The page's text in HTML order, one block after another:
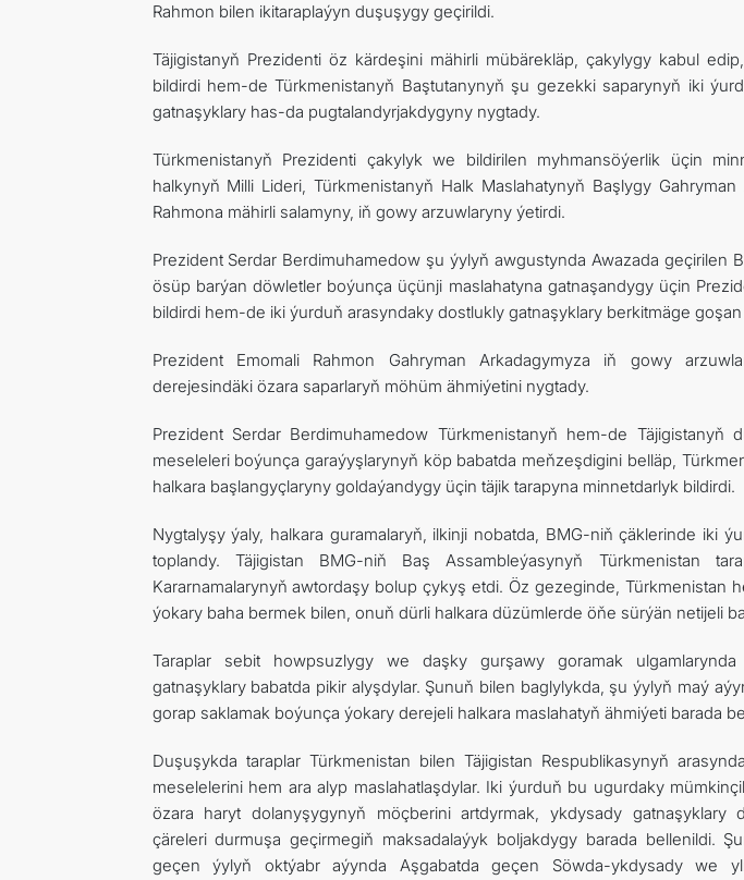
Rahmon bilen ikitaraplaýyn duşuşygy geçirildi.
Täjigistanyň Prezidenti öz kärdeşini mähirli mübärekläp, çakylygy kabul
bildirdi hem-de Türkmenistanyň Baştutanynyň şu gezekki saparynyň iki
gatnaşyklary has-da pugtalandyrjakdygyny nygtady.
Türkmenistanyň Prezidenti çakylyk we bildirilen myhmansöýerlik üçin
halkynyň Milli Lideri, Türkmenistanyň Halk Maslahatynyň Başlygy
Rahmona mähirli salamyny, iň gowy arzuwlaryny ýetirdi.
Prezident Serdar Berdimuhamedow şu ýylyň awgustynda Awazada geçirilen
ösüp barýan döwletler boýunça üçünji maslahatyna gatnaşandygy üçin
bildirdi hem-de iki ýurduň arasyndaky dostlukly gatnaşyklary berkitmäge
Prezident Emomali Rahmon Gahryman Arkadagymyza iň gowy
derejesindäki özara saparlaryň möhüm ähmiýetini nygtady.
Prezident Serdar Berdimuhamedow Türkmenistanyň hem-de
meseleleri boýunça garaýyşlarynyň köp babatda meňzeşdigini belläp,
halkara başlangyçlaryny goldaýandygy üçin täjik tarapyna minnetdarlyk bildirdi.
Nygtalyşy ýaly, halkara guramalaryň, ilkinji nobatda, BMG-niň çäklerinde iki
toplandy. Täjigistan BMG-niň Baş Assambleýasynyň Türkmenistan
Kararnamalarynyň awtordaşy bolup çykyş etdi. Öz gezeginde, Türkmenistan
ýokary baha bermek bilen, onuň dürli halkara düzümlerde öňe sürýän netijeli
Taraplar sebit howpsuzlygy we daşky gurşawy goramak
gatnaşyklary babatda pikir alyşdylar. Şunuň bilen baglylykda, şu ýylyň maý
gorap saklamak boýunça ýokary derejeli halkara maslahatyň ähmiýeti barada
Duşuşykda taraplar Türkmenistan bilen Täjigistan Respublikasynyň
meselelerini hem ara alyp maslahatlaşdylar. Iki ýurduň bu ugurdaky
özara haryt dolanyşygynyň möçberini artdyrmak, ykdysady gatnaşyklary
çäreleri durmuşa geçirmegiň maksadalaýyk boljakdygy barada bellenildi.
geçen ýylyň oktýabr aýynda Aşgabatda geçen Söwda-ykdysady we